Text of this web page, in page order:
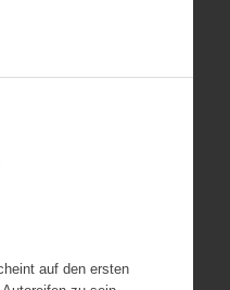
auf den ersten